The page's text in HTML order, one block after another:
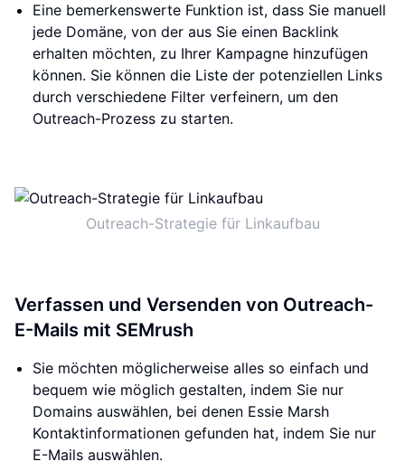
Eine bemerkenswerte Funktion ist, dass Sie manuell
jede Domäne, von der aus Sie einen Backlink
erhalten möchten, zu Ihrer Kampagne hinzufügen
können. Sie können die Liste der potenziellen Links
durch verschiedene Filter verfeinern, um den
Outreach-Prozess zu starten.
Outreach-Strategie für Linkaufbau
Verfassen und Versenden von Outreach-
E-Mails mit SEMrush
Sie möchten möglicherweise alles so einfach und
bequem wie möglich gestalten, indem Sie nur
Domains auswählen, bei denen Essie Marsh
Kontaktinformationen gefunden hat, indem Sie nur
E-Mails auswählen.